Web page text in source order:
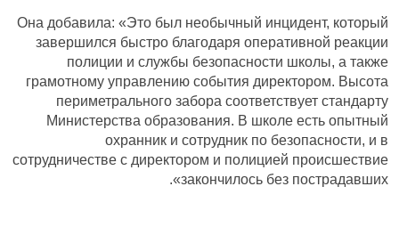
Она добавила: «Это был необычный инцидент, который
завершился быстро благодаря оперативной реакции
полиции и службы безопасности школы, а также
грамотному управлению события директором. Высота
периметрального забора соответствует стандарту
Министерства образования. В школе есть опытный
охранник и сотрудник по безопасности, и в
сотрудничестве с директором и полицией происшествие
закончилось без пострадавших».